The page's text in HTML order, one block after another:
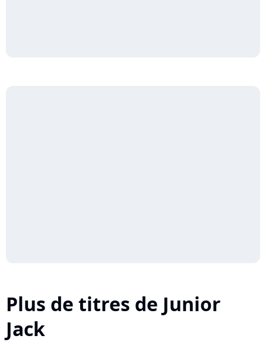
Plus de titres de Junior
Jack